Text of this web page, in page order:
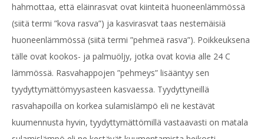
hahmottaa, että eläinrasvat ovat kiinteitä huoneenlämmössä
(siitä termi ”kova rasva”) ja kasvirasvat taas nestemäisiä
huoneenlämmössä (siitä termi ”pehmeä rasva”). Poikkeuksena
tälle ovat kookos- ja palmuöljy, jotka ovat kovia alle 24 C
lämmössä. Rasvahappojen ”pehmeys” lisääntyy sen
tyydyttymättömyysasteen kasvaessa. Tyydyttyneillä
rasvahapoilla on korkea sulamislämpö eli ne kestävät
kuumennusta hyvin, tyydyttymättömillä vastaavasti on matala